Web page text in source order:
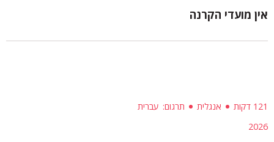
אין מועדי הקרנה
121 דקות אנגלית תרגום עברית
2026